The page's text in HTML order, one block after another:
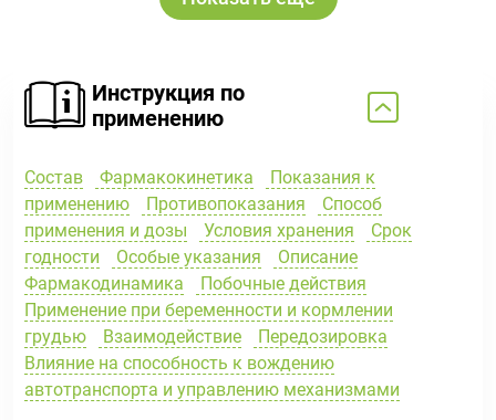
Инструкция по
применению
Состав Фармакокинетика
Показания к
применению
Противопоказания
Способ
применения и дозы
Условия хранения
Срок
годности
Особые указания
Описание
Фармакодинамика
Побочные действия
Применение при беременности и кормлении
грудью
Взаимодействие
Передозировка
Влияние на способность к вождению
автотранспорта и управлению механизмами